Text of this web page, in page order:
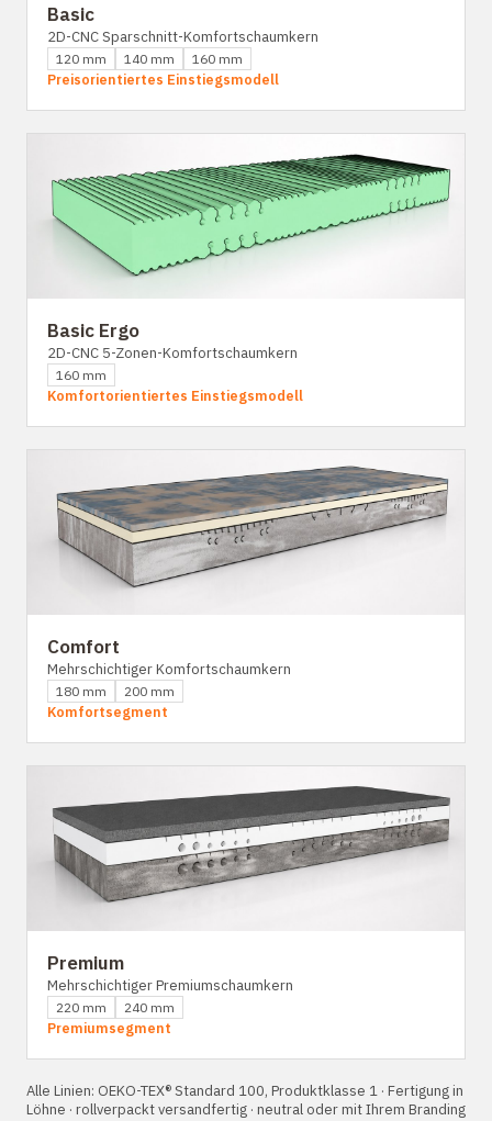
Basic
2D-CNC Sparschnitt-Komfortschaumkern
120 mm 140 mm 160 mm
Preisorientiertes Einstiegsmodell
Basic Ergo
2D-CNC 5-Zonen-Komfortschaumkern
160 mm
Komfortorientiertes Einstiegsmodell
Comfort
Mehrschichtiger Komfortschaumkern
180 mm 200 mm
Komfortsegment
Premium
Mehrschichtiger Premiumschaumkern
220 mm 240 mm
Premiumsegment
Alle Linien: OEKO-TEX® Standard 100, Produktklasse 1 · Fertigung in
Löhne · rollverpackt versandfertig · neutral oder mit Ihrem Branding